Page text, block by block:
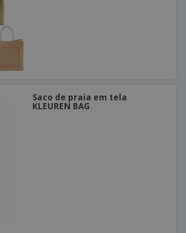
Saco de praia em tela
KLEUREN BAG